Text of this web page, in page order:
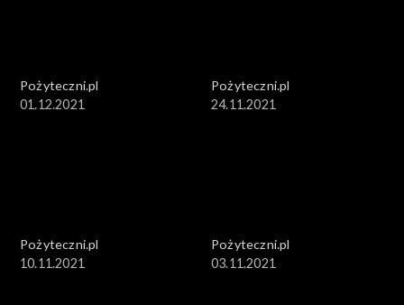
Pożyteczni.pl
01.12.2021
Pożyteczni.pl
24.11.2021
Pożyteczni.pl
10.11.2021
Pożyteczni.pl
03.11.2021